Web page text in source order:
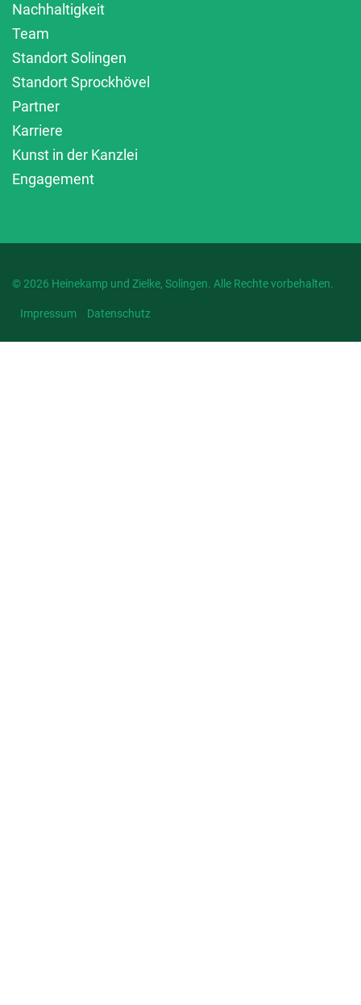
Nachhaltigkeit
Team
Standort Solingen
Standort Sprockhövel
Partner
Karriere
Kunst in der Kanzlei
Engagement
© 2026 Heinekamp und Zielke, Solingen. Alle Rechte vorbehalten.
Impressum Datenschutz